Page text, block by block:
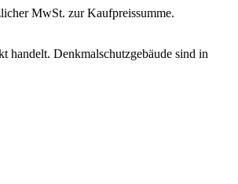
MwSt. zur Kaufpreissumme.
handelt. Denkmalschutzgebäude sind in